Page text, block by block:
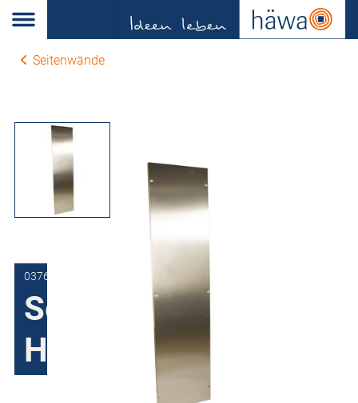
Seitenwände
0376-7018-40-61
Seitenwand für
H375